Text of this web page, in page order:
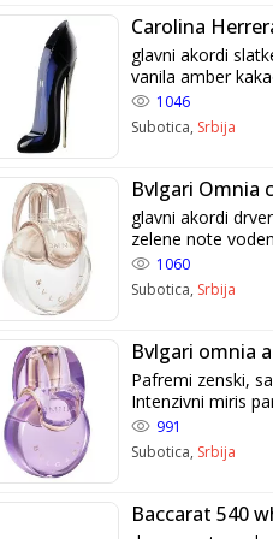
Carolina
glavni akordi
vanila amber
puderaste note Pafremi zenski, sa originalnom
mirisnom notom.
zadrzava na koži
kodom.
1046
Subotica, Srbija
Bvlgari Omnia
glavni akordi
zelene note
sveže puderaste note
zenski, sa
miris parfema se
celofanom i bar
1060
Subotica, Srbija
Bvlgari omnia
Pafremi zenski,
Intenzivni miris
dan, a na odeci i
pakovanje sa
991
Subotica, Srbija
Baccarat 540